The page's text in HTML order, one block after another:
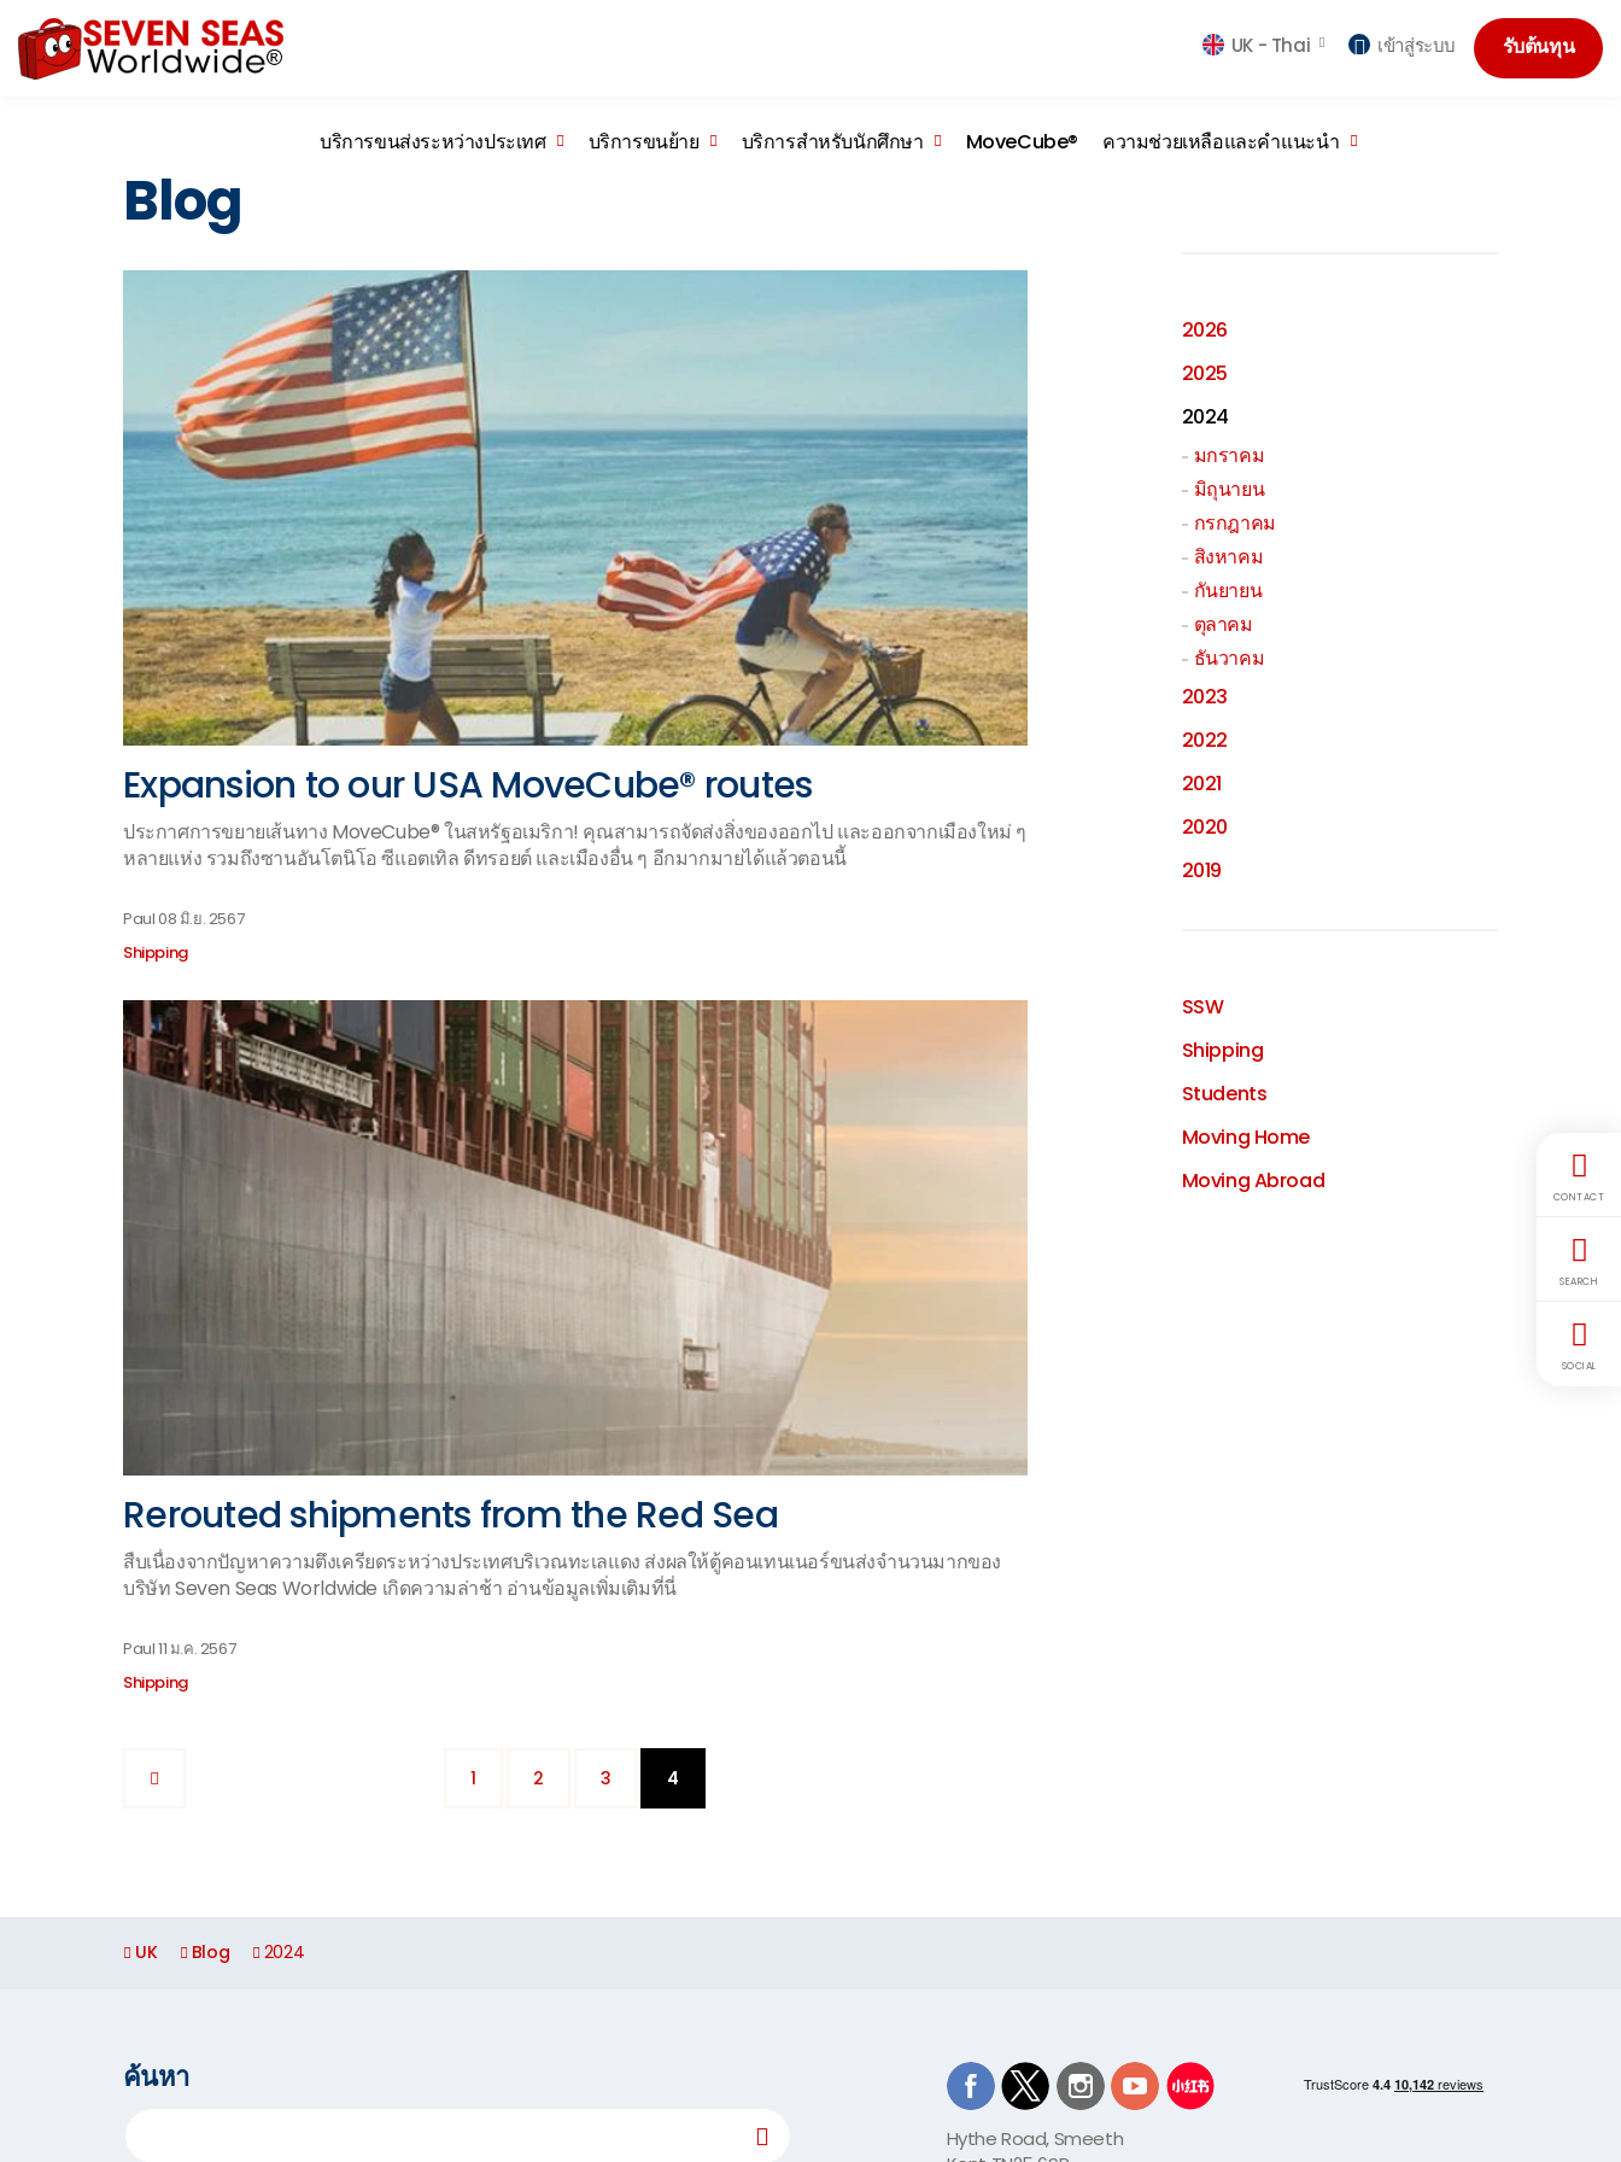
รับต้นทุน
UK - Thai เข้าสู่ระบบ
บริการขนส่งระหว่างประเทศ บริการขนย้าย บริการสำหรับนักศึกษา MoveCube® ความช่วยเหลือและคำแนะนำ
Blog
Expansion to our USA MoveCube® routes
ประกาศการขยายเส้นทาง MoveCube® ในสหรัฐอเมริกา! คุณสามารถจัดส่งสิ่งของออกไป และออกจากเมืองใหม่ ๆ
หลายแห่ง รวมถึงซานอันโตนิโอ ซีแอตเทิล ดีทรอยต์ และเมืองอื่น ๆ อีกมากมายได้แล้วตอนนี้
Paul08 มิ.ย. 2567
Shipping
Rerouted shipments from the Red Sea
สืบเนื่องจากปัญหาความตึงเครียดระหว่างประเทศบริเวณทะเลแดง ส่งผลให้ตู้คอนเทนเนอร์ขนส่งจำนวนมากของ
บริษัท Seven Seas Worldwide เกิดความล่าช้า อ่านข้อมูลเพิ่มเติมที่นี่
Paul11 ม.ค. 2567
Shipping
1 2 3 4(current)
2026
2025
2024
มกราคม
มิถุนายน
กรกฎาคม
สิงหาคม
กันยายน
ตุลาคม
ธันวาคม
2023
2022
2021
2020
2019
SSW
Shipping
Students
Moving Home
Moving Abroad
UK Blog 2024
ค้นหา
Hythe Road, Smeeth
CONTACT
SEARCH
SOCIAL